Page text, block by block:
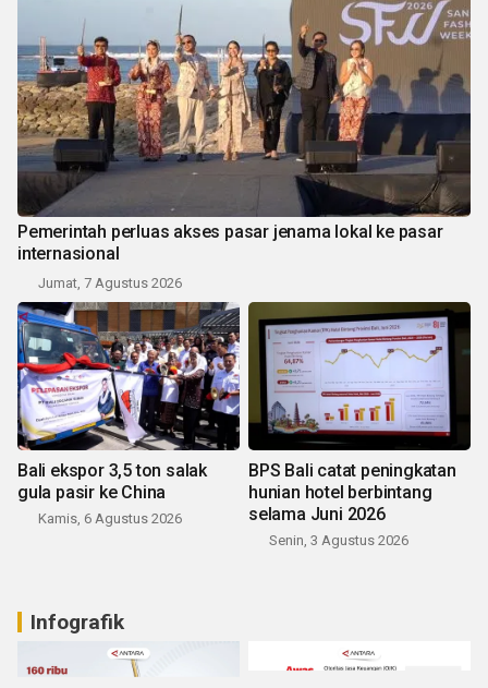
Pemerintah perluas akses pasar jenama lokal ke pasar
internasional
Jumat, 7 Agustus 2026
Bali ekspor 3,5 ton salak
gula pasir ke China
Kamis, 6 Agustus 2026
BPS Bali catat peningkatan
hunian hotel berbintang
selama Juni 2026
Senin, 3 Agustus 2026
Infografik